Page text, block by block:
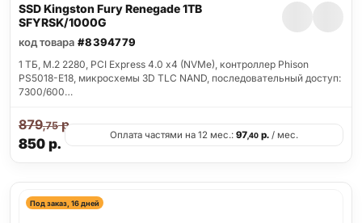
SSD Kingston Fury Renegade 1TB
SFYRSK/1000G
код товара #8394779
1 ТБ, M.2 2280, PCI Express 4.0 x4 (NVMe), контроллер Phison
PS5018-E18, микросхемы 3D TLC NAND, последовательный доступ:
7300/600…
850р.
879,75р.
Оплата частями на 12 мес.: 97,40р./ мес.
Под заказ, 16 дней